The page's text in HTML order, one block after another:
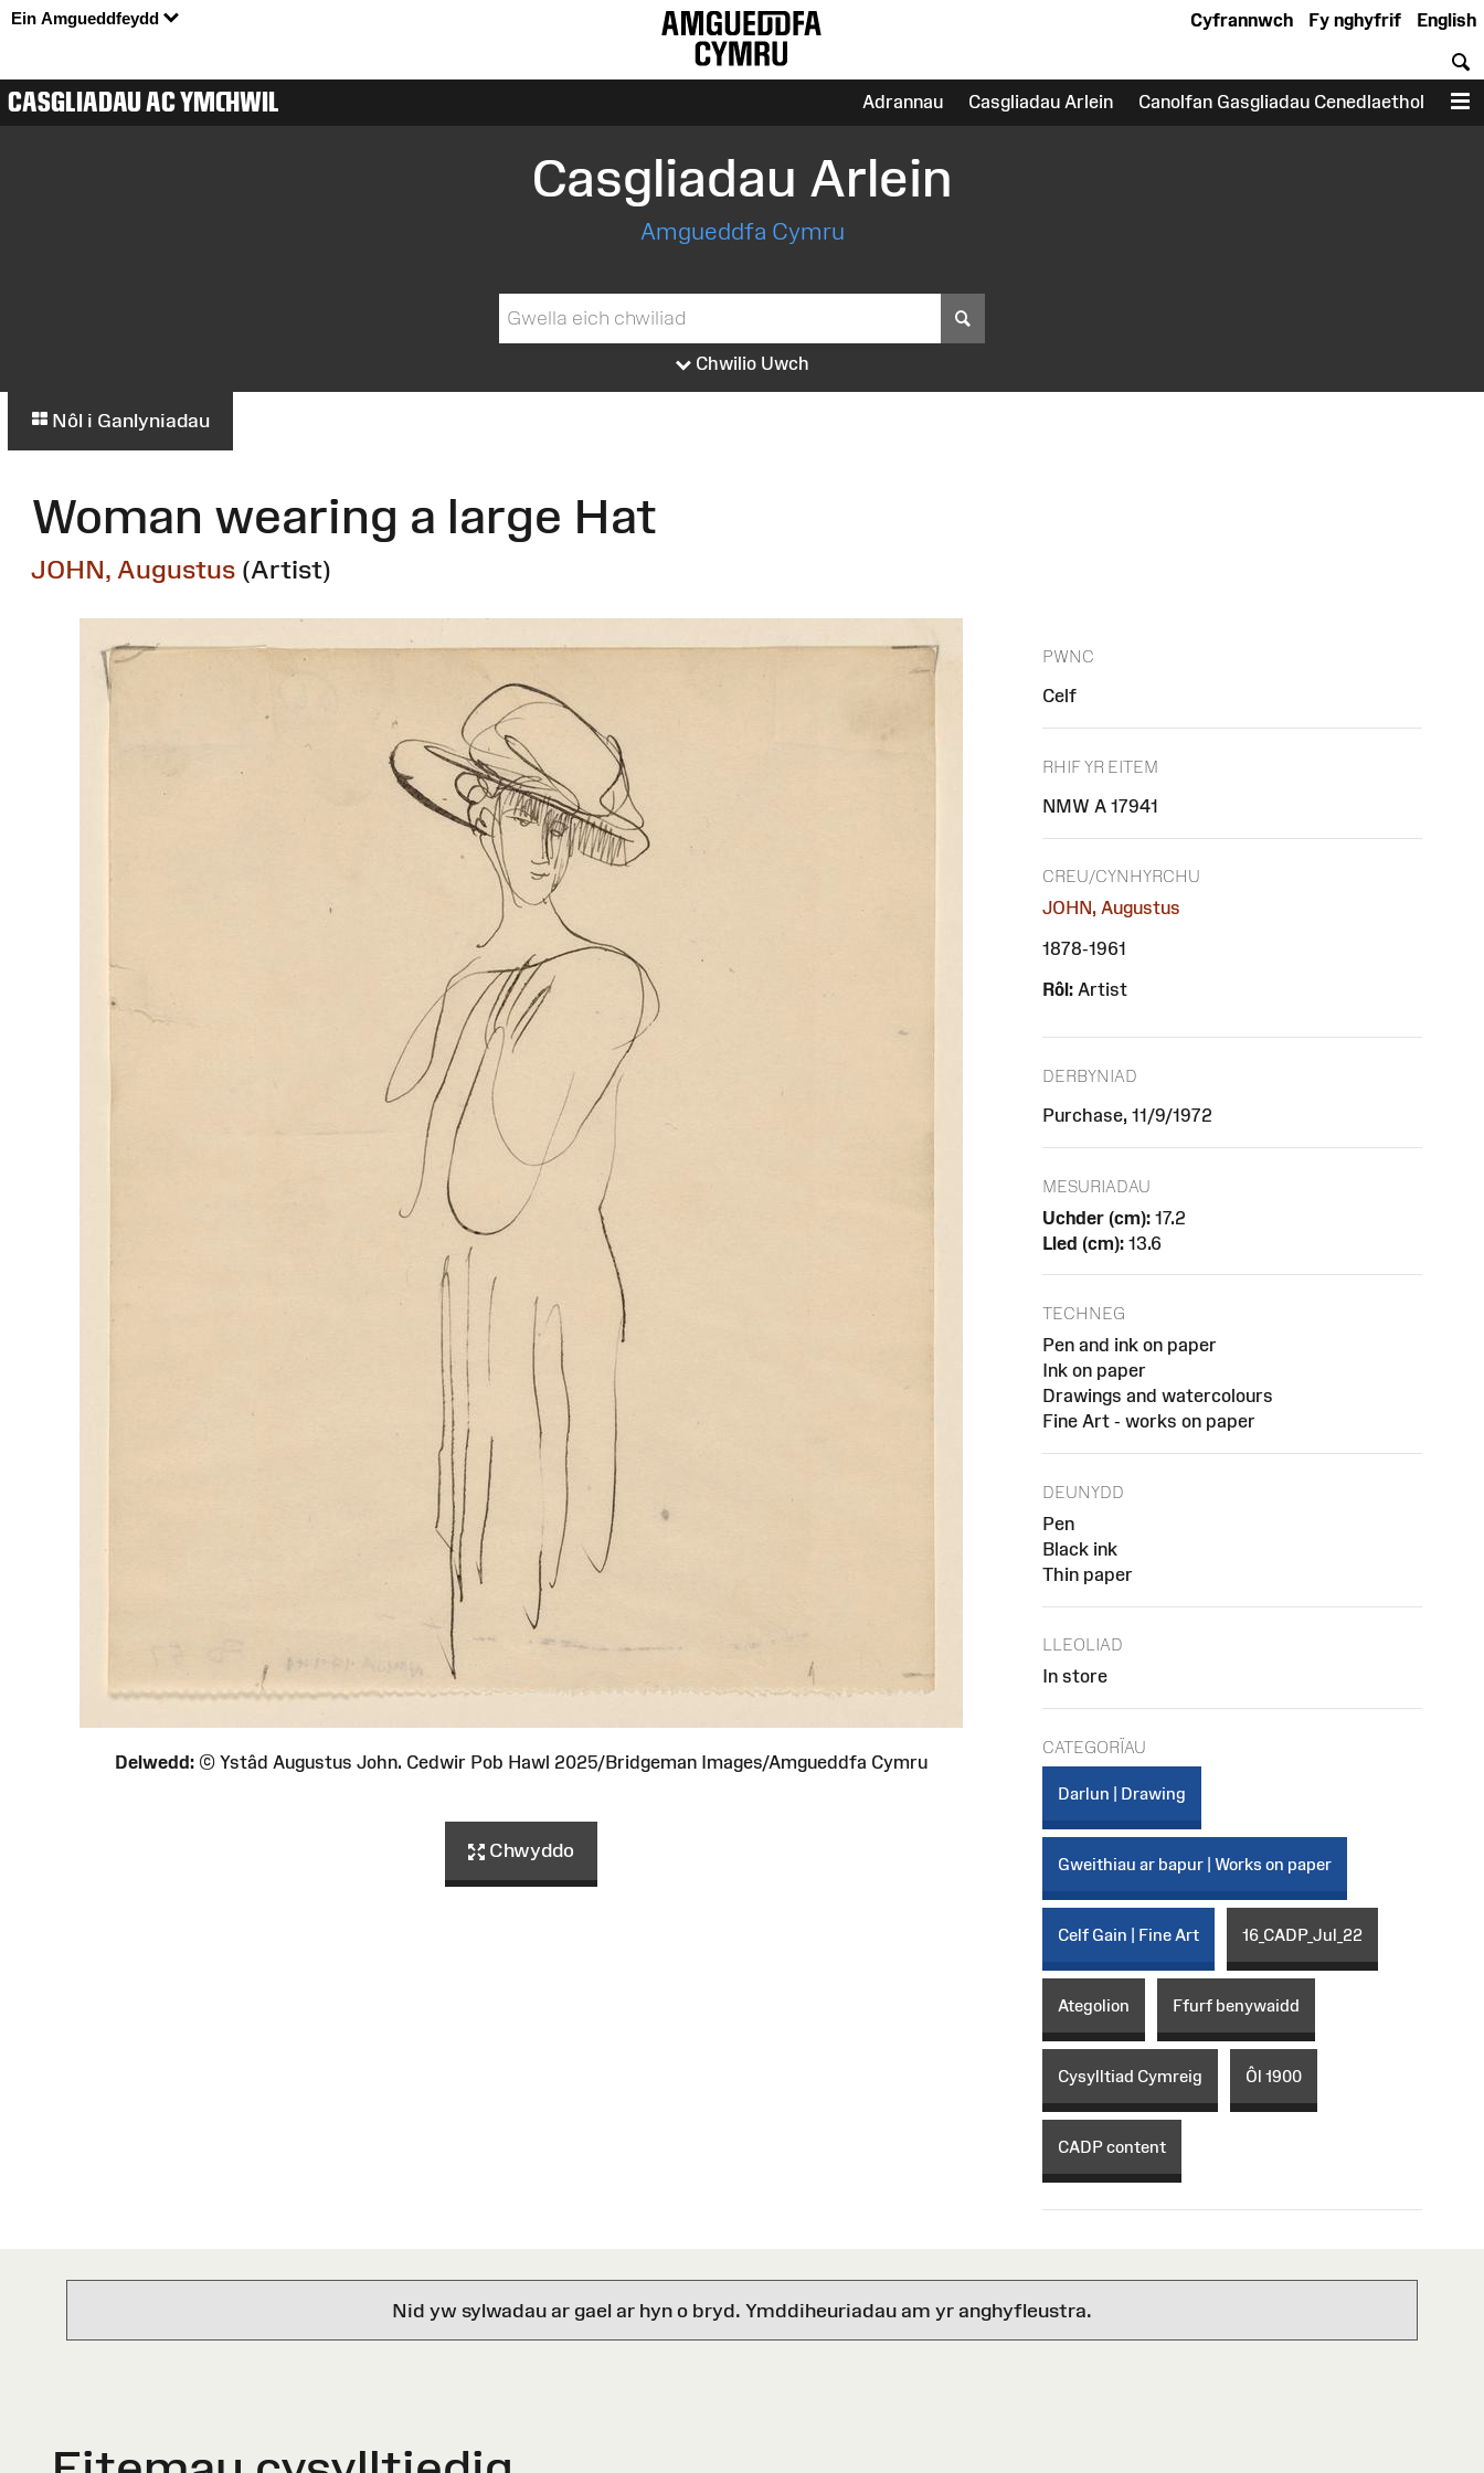
Ein Amgueddfeydd English
Fy nghyfrif
Cyfrannwch
CASGLIADAU AC YMCHWIL Adrannau Casgliadau Arlein Canolfan Gasgliadau Cenedlaethol
Casgliadau Arlein
Amgueddfa Cymru
Chwilio Uwch
Nôl i Ganlyniadau
Woman wearing a large Hat
JOHN, Augustus (Artist)
Delwedd: © Ystâd Augustus John. Cedwir Pob Hawl 2025/Bridgeman Images/Amgueddfa Cymru
Chwyddo
PWNC
Celf
RHIF YR EITEM
NMW A 17941
CREU/CYNHYRCHU
JOHN, Augustus
1878-1961
Rôl: Artist
DERBYNIAD
Purchase, 11/9/1972
MESURIADAU
Uchder (cm): 17.2
Lled (cm): 13.6
TECHNEG
Pen and ink on paper
Ink on paper
Drawings and watercolours
Fine Art - works on paper
DEUNYDD
Pen
Black ink
Thin paper
LLEOLIAD
In store
CATEGORÏAU
Darlun | Drawing
Gweithiau ar bapur | Works on paper
Celf Gain | Fine Art 16_CADP_Jul_22
Ategolion Ffurf benywaidd
Cysylltiad Cymreig Ôl 1900
CADP content
Nid yw sylwadau ar gael ar hyn o bryd. Ymddiheuriadau am yr anghyfleustra.